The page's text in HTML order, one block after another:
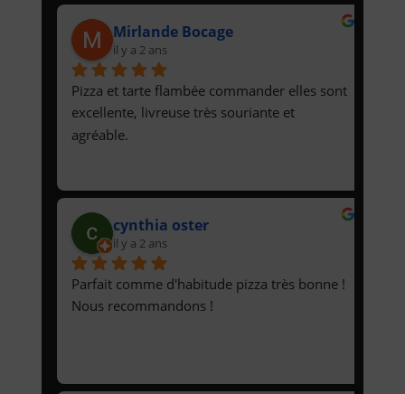
Mirlande Bocage
il y a 2 ans
Pizza et tarte flambée commander elles sont
excellente, livreuse très souriante et
agréable.
cynthia oster
il y a 2 ans
Parfait comme d'habitude pizza très bonne !
Nous recommandons !